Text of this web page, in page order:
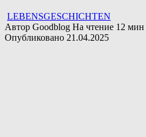
LEBENSGESCHICHTEN
Автор Goodblog На чтение 12 мин
Опубликовано 21.04.2025